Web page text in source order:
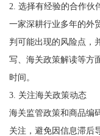
2. 选择有经验的合作伙
一家深耕行业多年的外
判可能出现的风险点，
写、海关政策解读等方
时间。
3. 关注海关政策动态
海关监管政策和商品编
关注，避免因信息滞后